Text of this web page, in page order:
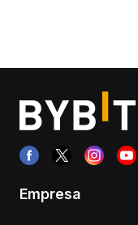
Empresa